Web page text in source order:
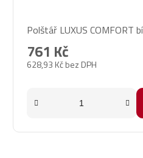
hodnocení
produktu
je
Polštář LUXUS COMFORT
628,93 Kč bez DPH
761 Kč